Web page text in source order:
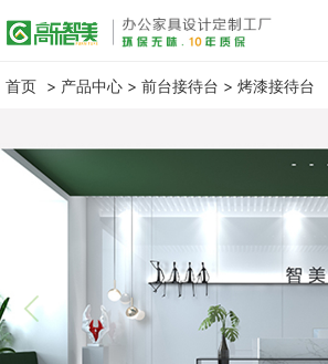
首页 > 产品中心 > 前台接待台 > 烤漆接待台